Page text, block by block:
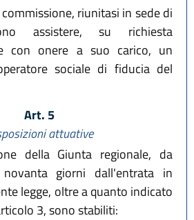
riunitasi in sede di
assistere, su richiesta
con onere a suo carico, un
sociale di fiducia del
Art. 5
attuative
della Giunta regionale, da
giorni dall'entrata in
legge, oltre a quanto indicato
3, sono stabiliti: